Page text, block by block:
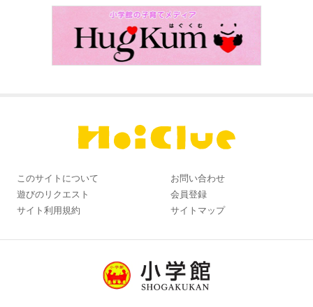
このサイトについて
お問い合わせ
遊びのリクエスト
会員登録
サイト利用規約
サイトマップ